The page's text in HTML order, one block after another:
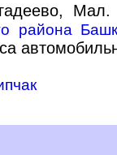
района